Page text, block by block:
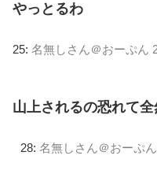
やっとるわ
25: 名無しさん＠おーぷん
山上されるの恐れて
28: 名無しさん＠おーぷん